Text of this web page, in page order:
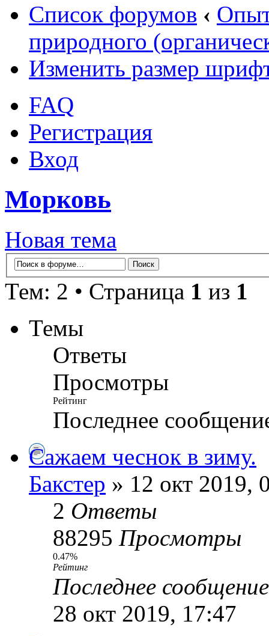
Список форумов ‹
природного
Изменить размер
FAQ
Регистрация
Вход
Морковь
Новая тема
Тем: 2 • Страница 1 из 1
Темы
Ответы
Просмотры
Рейтинг
Последнее
Сажаем чеснок в зиму.
Бакстер » 12 окт 2019,
2 Ответы
88295 Просмотры
0.47%
Рейтинг
Последнее
28 окт 2019, 17:47